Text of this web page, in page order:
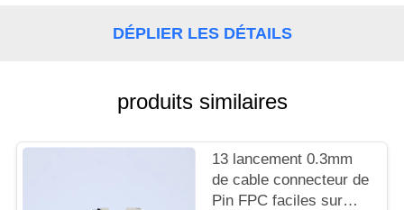
SITE
DÉPLIER LES DÉTAILS
produits similaires
13 lancement 0.3mm
de cable connecteur de
Pin FPC faciles sur